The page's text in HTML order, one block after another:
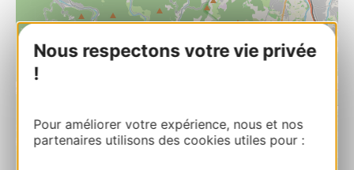
Nous respectons votre vie privée
!
Pour améliorer votre expérience, nous et nos
partenaires utilisons des cookies utiles pour :